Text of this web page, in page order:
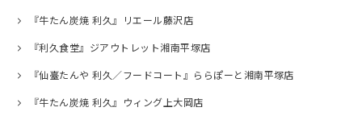
『牛たん炭焼 利久』リエール藤沢店
『利久食堂』ジアウトレット湘南平塚店
『仙臺たんや 利久／フードコート』ららぽーと湘南平塚店
『牛たん炭焼 利久』ウィング上大岡店